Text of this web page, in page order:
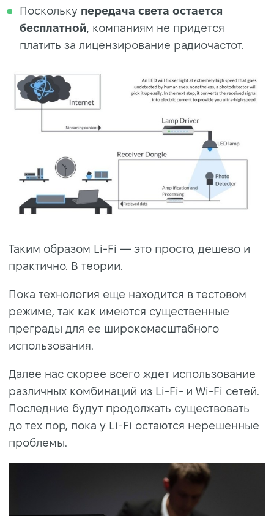
Поскольку передача света остается
бесплатной, компаниям не придется
платить за лицензирование радиочастот.
Таким образом Li-Fi — это просто, дешево и
практично. В теории.
Пока технология еще находится в тестовом
режиме, так как имеются существенные
преграды для ее широкомасштабного
использования.
Далее нас скорее всего ждет использование
различных комбинаций из Li-Fi- и Wi-Fi сетей.
Последние будут продолжать существовать
до тех пор, пока у Li-Fi остаются нерешенные
проблемы.